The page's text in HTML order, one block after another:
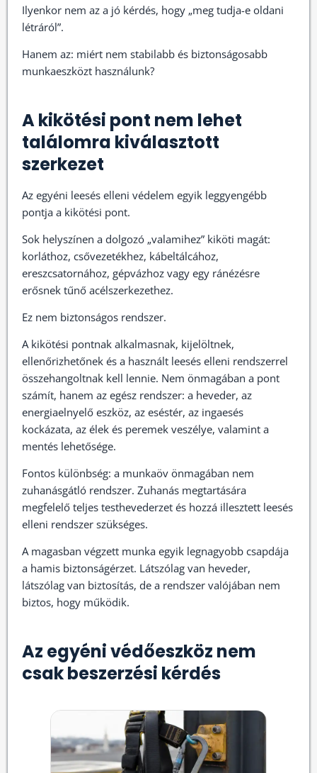
Ilyenkor nem az a jó kérdés, hogy „meg tudja-e oldani
létráról”.
Hanem az: miért nem stabilabb és biztonságosabb
munkaeszközt használunk?
A kikötési pont nem lehet
találomra kiválasztott
szerkezet
Az egyéni leesés elleni védelem egyik leggyengébb
pontja a kikötési pont.
Sok helyszínen a dolgozó „valamihez” kiköti magát:
korláthoz, csővezetékhez, kábeltálcához,
ereszcsatornához, gépvázhoz vagy egy ránézésre
erősnek tűnő acélszerkezethez.
Ez nem biztonságos rendszer.
A kikötési pontnak alkalmasnak, kijelöltnek,
ellenőrizhetőnek és a használt leesés elleni rendszerrel
összehangoltnak kell lennie. Nem önmagában a pont
számít, hanem az egész rendszer: a heveder, az
energiaelnyelő eszköz, az eséstér, az ingaesés
kockázata, az élek és peremek veszélye, valamint a
mentés lehetősége.
Fontos különbség: a munkaöv önmagában nem
zuhanásgátló rendszer. Zuhanás megtartására
megfelelő teljes testhevederzet és hozzá illesztett leesés
elleni rendszer szükséges.
A magasban végzett munka egyik legnagyobb csapdája
a hamis biztonságérzet. Látszólag van heveder,
látszólag van biztosítás, de a rendszer valójában nem
biztos, hogy működik.
Az egyéni védőeszköz nem
csak beszerzési kérdés